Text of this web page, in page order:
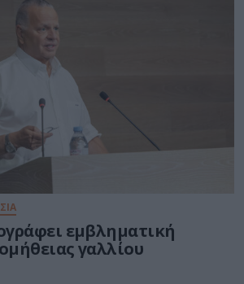
εμβληματική
γαλλίου